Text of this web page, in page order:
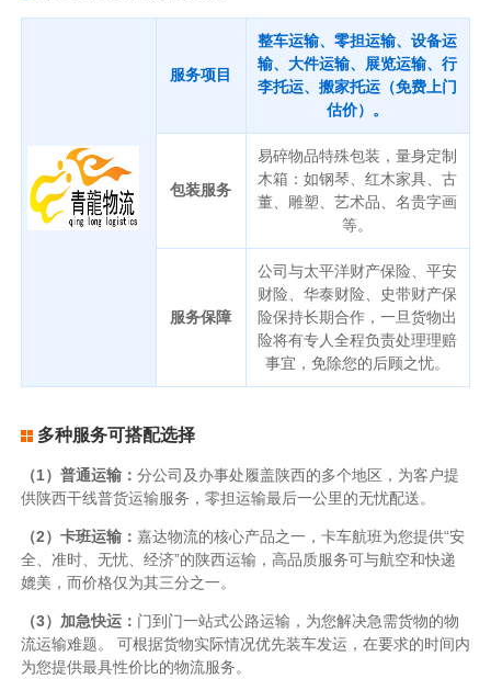
服务项目
整车运输、零担运输、设备运
输、大件运输、展览运输、行
李托运、搬家托运（免费上门
估价）。
包装服务
易碎物品特殊包装，量身定制
木箱：如钢琴、红木家具、古
董、雕塑、艺术品、名贵字画
等。
服务保障
公司与太平洋财产保险、平安
财险、华泰财险、史带财产保
险保持长期合作，一旦货物出
险将有专人全程负责处理理赔
事宜，免除您的后顾之忧。
多种服务可搭配选择
（1）普通运输： 分公司及办事处履盖陕西的多个地区，为客户提
供陕西干线普货运输服务，零担运输最后一公里的无忧配送。
（2）卡班运输： 嘉达物流的核心产品之一，卡车航班为您提供“安
全、准时、无忧、经济”的陕西运输，高品质服务可与航空和快递
媲美，而价格仅为其三分之一。
（3）加急快运： 门到门一站式公路运输，为您解决急需货物的物
流运输难题。 可根据货物实际情况优先装车发运，在要求的时间内
为您提供最具性价比的物流服务。